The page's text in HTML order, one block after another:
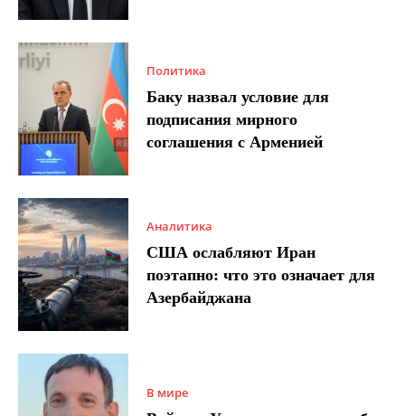
Политика
Баку назвал условие для
подписания мирного
соглашения с Арменией
Аналитика
США ослабляют Иран
поэтапно: что это означает для
Азербайджана
В мире